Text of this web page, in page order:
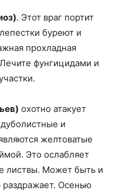
. Этот враг портит
буреют и
прохладная
фунгицидами и
охотно атакует
и
желтоватые
Это ослабляет
листвы. Может быть и
раздражает. Осенью